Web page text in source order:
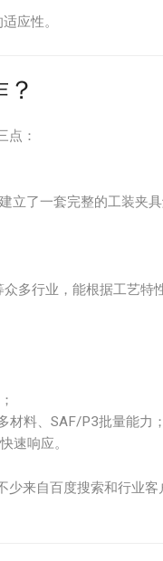
应性。
点：
立了一套完整的工装夹
多行业，能根据工艺特
料、SAF/P3批量能力；
速响应。
少来自百度搜索和行业